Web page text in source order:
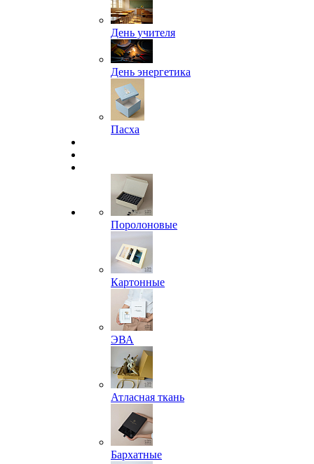
День учителя
День энергетика
Пасха
Поролоновые
Картонные
ЭВА
Атласная ткань
Бархатные